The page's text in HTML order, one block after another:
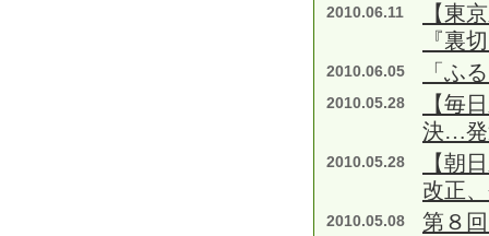
2010.06.11
【東
『裏
2010.06.05 「ふ
2010.05.28
【毎
決…発
2010.05.28
【朝
改正
2010.05.08 第８